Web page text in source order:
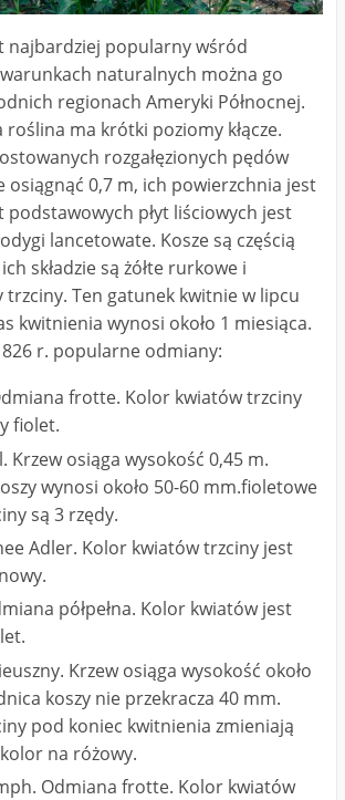
najbardziej popularny wśród
naturalnych można go
regionach Ameryki Północnej.
ma krótki poziomy kłącze.
rozgałęzionych pędów
osiągnąć 0,7 m, ich powierzchnia jest
podstawowych płyt liściowych jest
lancetowate. Kosze są częścią
składzie są żółte rurkowe i
Ten gatunek kwitnie w lipcu
kwitnienia wynosi około 1 miesiąca.
r. popularne odmiany:
frotte. Kolor kwiatów trzciny
fiolet.
Krzew osiąga wysokość 0,45 m.
wynosi około 50-60 mm.fioletowe
są 3 rzędy.
Adler. Kolor kwiatów trzciny jest
półpełna. Kolor kwiatów jest
Krzew osiąga wysokość około
koszy nie przekracza 40 mm.
pod koniec kwitnienia zmieniają
na różowy.
Odmiana frotte. Kolor kwiatów